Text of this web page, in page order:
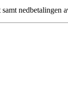
nedbetalingen